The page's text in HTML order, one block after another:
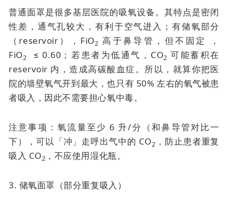
普通面罩是很多基层医院的吸氧设备。其特点是密闭
性差，通气孔较大，有利于空气进入；有储氧部分
（reservoir），FiO2 高于鼻导管，但不固定 ，
FiO2 ≤ 0.60；若患者为低通气，CO2 可能蓄积在
reservoir 内，造成高碳酸血症。所以，就算你把医
院的墙壁氧气开到最大，也只有 50% 左右的氧气被患
者吸入，因此不需要担心氧中毒。
注意事项：氧流量至少 6 升/分（和鼻导管对比一
下），可以「冲」走呼出气中的 CO2 ，防止患者重复
吸入 CO2 ，不应使用湿化瓶。
3. 储氧面罩（部分重复吸入）